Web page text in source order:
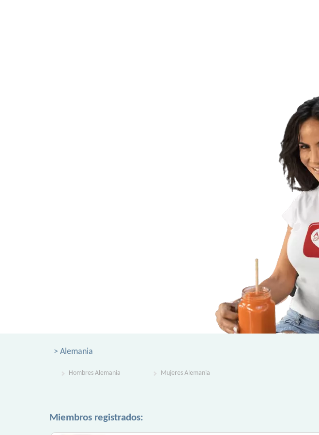
> Alemania
Hombres Alemania Mujeres Alemania
Miembros registrados: